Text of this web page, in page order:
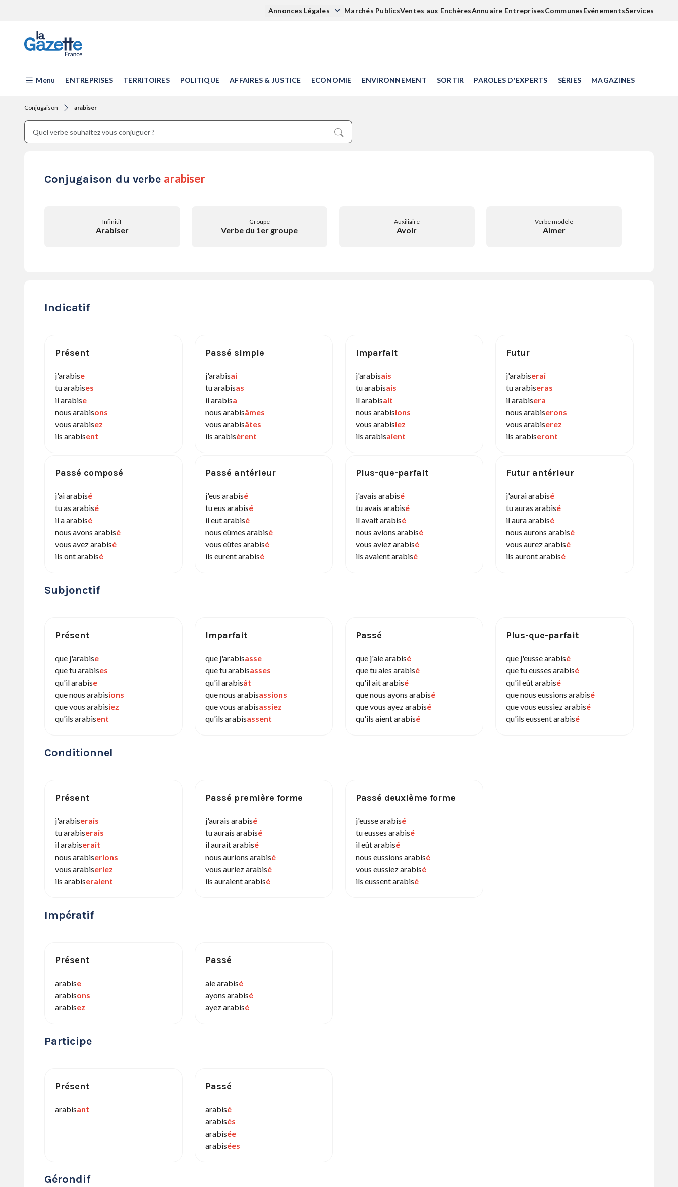
Annonces Légales Marchés PublicsVentes aux EnchèresAnnuaire EntreprisesCommunesEvénementsServices
Menu ENTREPRISES TERRITOIRES POLITIQUE AFFAIRES & JUSTICE ECONOMIE ENVIRONNEMENT SORTIR PAROLES D'EXPERTS SÉRIES MAGAZINES
Conjugaison arabiser
Conjugaison du verbe arabiser
Infinitif
Arabiser
Groupe
Verbe du 1er groupe
Auxiliaire
Avoir
Verbe modèle
Aimer
Indicatif
Présent
j'arabise
tu arabises
il arabise
nous arabisons
vous arabisez
ils arabisent
Passé simple
j'arabisai
tu arabisas
il arabisa
nous arabisâmes
vous arabisâtes
ils arabisèrent
Imparfait
j'arabisais
tu arabisais
il arabisait
nous arabisions
vous arabisiez
ils arabisaient
Futur
j'arabiserai
tu arabiseras
il arabisera
nous arabiserons
vous arabiserez
ils arabiseront
Passé composé
j'ai arabisé
tu as arabisé
il a arabisé
nous avons arabisé
vous avez arabisé
ils ont arabisé
Passé antérieur
j'eus arabisé
tu eus arabisé
il eut arabisé
nous eûmes arabisé
vous eûtes arabisé
ils eurent arabisé
Plus-que-parfait
j'avais arabisé
tu avais arabisé
il avait arabisé
nous avions arabisé
vous aviez arabisé
ils avaient arabisé
Futur antérieur
j'aurai arabisé
tu auras arabisé
il aura arabisé
nous aurons arabisé
vous aurez arabisé
ils auront arabisé
Subjonctif
Présent
que j'arabise
que tu arabises
qu'il arabise
que nous arabisions
que vous arabisiez
qu'ils arabisent
Imparfait
que j'arabisasse
que tu arabisasses
qu'il arabisât
que nous arabisassions
que vous arabisassiez
qu'ils arabisassent
Passé
que j'aie arabisé
que tu aies arabisé
qu'il ait arabisé
que nous ayons arabisé
que vous ayez arabisé
qu'ils aient arabisé
Plus-que-parfait
que j'eusse arabisé
que tu eusses arabisé
qu'il eût arabisé
que nous eussions arabisé
que vous eussiez arabisé
qu'ils eussent arabisé
Conditionnel
Présent
j'arabiserais
tu arabiserais
il arabiserait
nous arabiserions
vous arabiseriez
ils arabiseraient
Passé première forme
j'aurais arabisé
tu aurais arabisé
il aurait arabisé
nous aurions arabisé
vous auriez arabisé
ils auraient arabisé
Passé deuxième forme
j'eusse arabisé
tu eusses arabisé
il eût arabisé
nous eussions arabisé
vous eussiez arabisé
ils eussent arabisé
Impératif
Présent
arabise
arabisons
arabisez
Passé
aie arabisé
ayons arabisé
ayez arabisé
Participe
Présent
arabisant
Passé
arabisé
arabisés
arabisée
arabisées
Gérondif